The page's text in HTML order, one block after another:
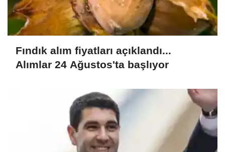
Fındık alım fiyatları açıklandı...
Alımlar 24 Ağustos'ta başlıyor